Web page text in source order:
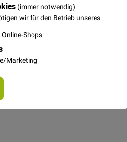
(immer notwendig)
wir für den Betrieb unseres
Shops
Marketing
in Uni.
auch für elegante Blusen und